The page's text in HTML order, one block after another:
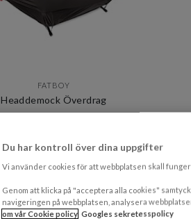
FATBOY
Headdemock Överdrag
1 313 kr​​
Rek. pris 1 459 kr​​
PRISMATCHAD
Du har kontroll över dina uppgifter
Vi använder cookies för att webbplatsen skall
Genom att klicka på "acceptera alla cookies"
navigeringen på webbplatsen, analysera
om vår Cookie policy Googles sekretesspolicy